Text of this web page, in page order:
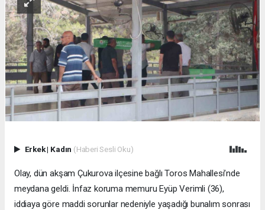
Erkek| Kadın (Haberi Sesli Oku)
Olay, dün akşam Çukurova ilçesine bağlı Toros Mahallesi’nde
meydana geldi. İnfaz koruma memuru Eyüp Verimli (36),
iddiaya göre maddi sorunlar nedeniyle yaşadığı bunalım sonrası